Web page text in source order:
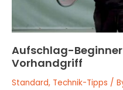
Aufschlag-
Vorhandgriff
Standard, Technik-Tipps /